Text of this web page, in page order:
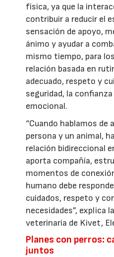
física, ya que la
contribuir a reducir el
sensación de apoyo,
ánimo y ayudar a
mismo tiempo, para
relación basada en
adecuado, respeto y
seguridad, la
emocional.
“Cuando hablamos de
persona y un animal,
relación bidireccional
aporta compañía,
momentos de
humano debe
cuidados, respeto y
necesidades”, explica
veterinaria de Kivet,
Planes con perros:
juntos